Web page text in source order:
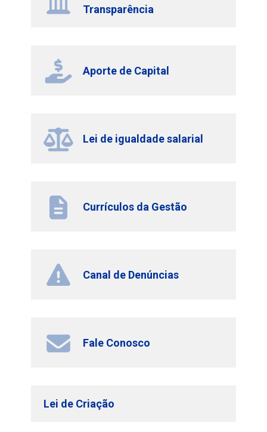
Transparência
Aporte de Capital
Lei de igualdade salarial
Currículos da Gestão
Canal de Denúncias
Fale Conosco
Lei de Criação